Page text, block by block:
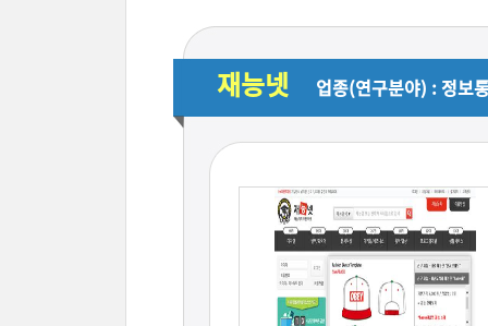
재능넷 업종(연구분야) : 정보